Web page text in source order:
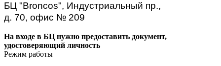
БЦ "Broncos", Индустриальный пр.,
д. 70, офис № 209
На входе в БЦ нужно предоставить документ,
удостоверяющий личность
Режим работы